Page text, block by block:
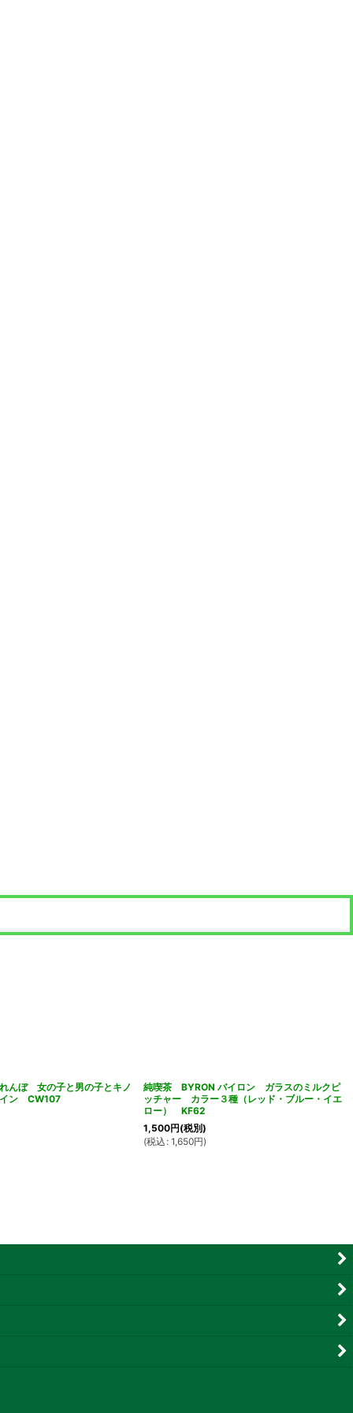
んぼ 女の子と男の子とキノ
ン CW107
純喫茶 BYRON バイロン ガラスのミルクピ
ッチャー カラー３種（レッド・ブルー・イエ
ロー） KF62
1,500円(税別)
(税込 : 1,650円)